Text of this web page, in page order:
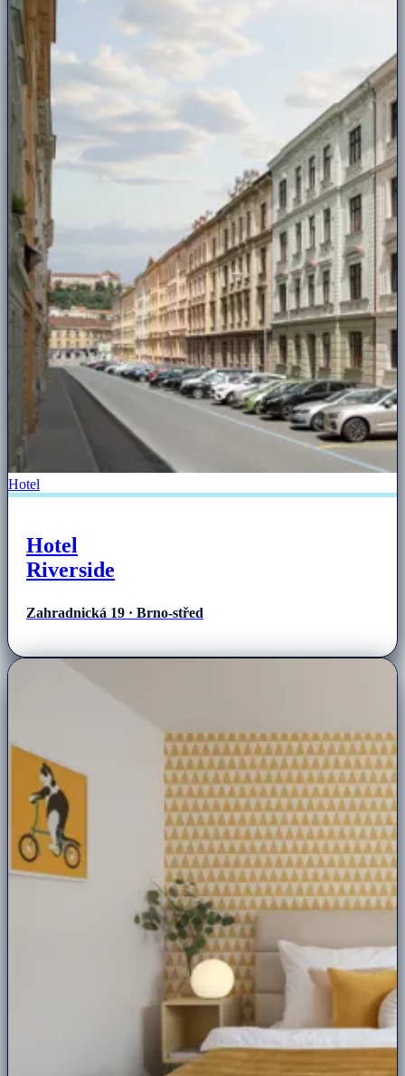
Hotel
Hotel
Riverside
Zahradnická 19 · Brno-střed